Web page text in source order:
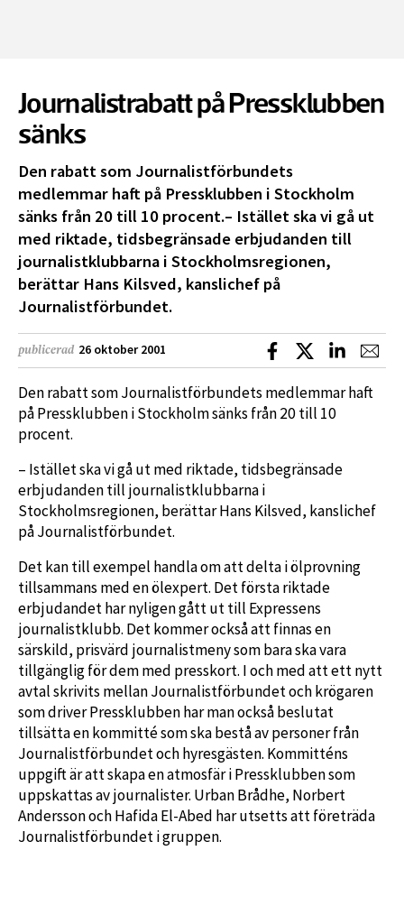
Journalistrabatt på Pressklubben
sänks
Den rabatt som Journalistförbundets
medlemmar haft på Pressklubben i Stockholm
sänks från 20 till 10 procent.– Istället ska vi gå ut
med riktade, tidsbegränsade erbjudanden till
journalistklubbarna i Stockholmsregionen,
berättar Hans Kilsved, kanslichef på
Journalistförbundet.
publicerad 26 oktober 2001 Dela på Facebook
Dela på XDela på
Den rabatt som Journalistförbundets medlemmar haft
på Pressklubben i Stockholm sänks från 20 till 10
procent.
– Istället ska vi gå ut med riktade, tidsbegränsade
erbjudanden till journalistklubbarna i
Stockholmsregionen, berättar Hans Kilsved, kanslichef
på Journalistförbundet.
Det kan till exempel handla om att delta i ölprovning
tillsammans med en ölexpert. Det första riktade
erbjudandet har nyligen gått ut till Expressens
journalistklubb. Det kommer också att finnas en
särskild, prisvärd journalistmeny som bara ska vara
tillgänglig för dem med presskort. I och med att ett nytt
avtal skrivits mellan Journalistförbundet och krögaren
som driver Pressklubben har man också beslutat
tillsätta en kommitté som ska bestå av personer från
Journalistförbundet och hyresgästen. Kommitténs
uppgift är att skapa en atmosfär i Pressklubben som
uppskattas av journalister. Urban Brådhe, Norbert
Andersson och Hafida El-Abed har utsetts att företräda
Journalistförbundet i gruppen.